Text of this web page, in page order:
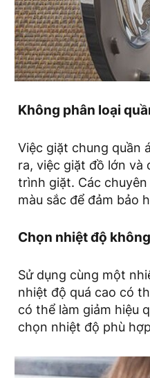
Không phân loại
Việc giặt chung quần
ra, việc giặt đồ lớn và
trình giặt. Các
màu sắc để đảm bảo
Chọn nhiệt độ
Sử dụng cùng một
nhiệt độ quá cao có
có thể làm giảm hiệu
chọn nhiệt độ phù